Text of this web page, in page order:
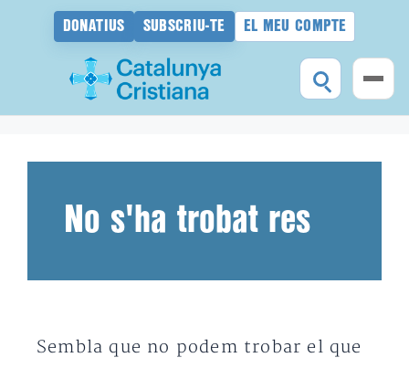
DONATIUS SUBSCRIU-TE EL MEU COMPTE
No s'ha trobat res
Sembla que no podem trobar el que